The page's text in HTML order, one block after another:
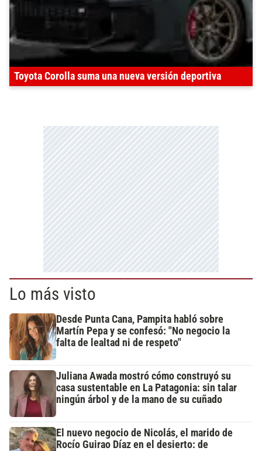
Toyota Corolla suma una nueva versión deportiva
Lo más visto
Desde Punta Cana, Pampita habló sobre
Martín Pepa y se confesó: "No negocio la
falta de lealtad ni de respeto"
Juliana Awada mostró cómo construyó su
casa sustentable en La Patagonia: sin talar
ningún árbol y de la mano de su cuñado
El nuevo negocio de Nicolás, el marido de
Rocío Guirao Díaz en el desierto: de